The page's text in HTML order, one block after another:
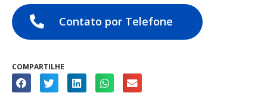
Contato por Telefone
COMPARTILHE